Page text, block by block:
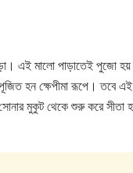
এই মালো পাড়াতেই পুজো হয়
পূজিত হন ক্ষেপীমা রূপে।
মুকুট থেকে শুরু করে সীতা